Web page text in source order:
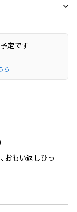
定です
ら
おもい返しひっ